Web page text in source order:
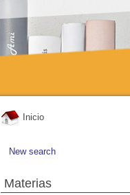
Inicio
New search
Materias